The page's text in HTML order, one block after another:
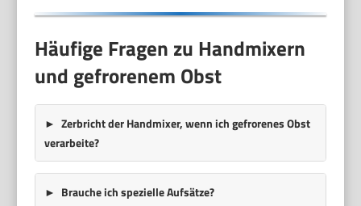
Häufige Fragen zu Handmixern
und gefrorenem Obst
Zerbricht der Handmixer, wenn ich gefrorenes Obst
verarbeite?
Brauche ich spezielle Aufsätze?